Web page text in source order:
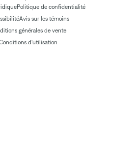
Politique de confidentialité
Avis sur les témoins
générales de vente
d'utilisation